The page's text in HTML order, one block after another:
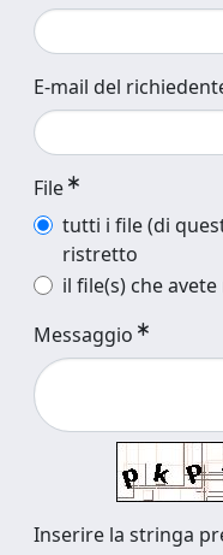
E-mail del
File
tutti i file (di
ristretto
il file(s) che
Messaggio
Inserire la stringa